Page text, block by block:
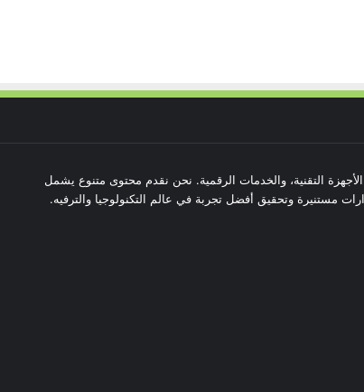
التقنية، والخدمات الرقمية. نحن نقدم محتوى متنوع يشمل
مستنيرة وتحقيق أفضل تجربة في عالم التكنولوجيا والترفيه.